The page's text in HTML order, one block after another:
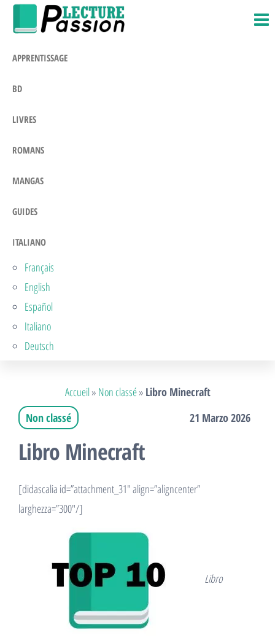
Salta
contenuto
APPRENTISSAGE
BD
LIVRES
ROMANS
MANGAS
GUIDES
ITALIANO
Français
English
Español
Italiano
Deutsch
Accueil» Non classé» Libro Minecraft
Non classé
21 Marzo 2026
Libro Minecraft
[didascalia id=”attachment_31″ align=”aligncenter”
larghezza=”300″/]
Libro